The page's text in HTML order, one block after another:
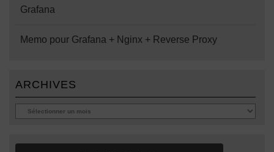
Grafana
Memo pour Grafana + Nginx + Reverse Proxy
ARCHIVES